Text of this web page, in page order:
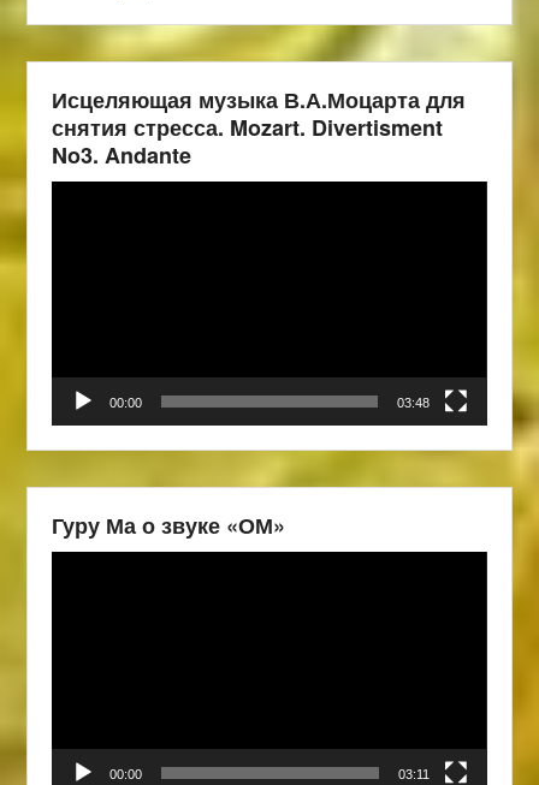
Исцеляющая музыка В.А.Моцарта для
снятия стресса. Mozart. Divertisment
No3. Andante
00:00 03:48
Гуру Ма о звуке «ОМ»
00:00 03:11